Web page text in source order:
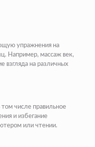
упражнения на
Например, массаж век,
взгляда на различных
числе правильное
и избегание
или чтении.